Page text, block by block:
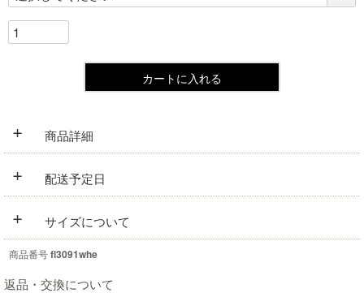
カートに入れる
+ 商品詳細
+ 配送予定日
+ サイズについて
商品番号fl3091whe
返品・交換について